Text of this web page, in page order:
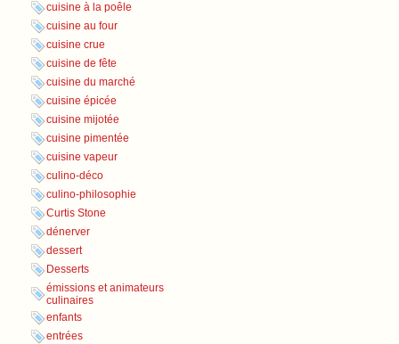
cuisine à la poêle
cuisine au four
cuisine crue
cuisine de fête
cuisine du marché
cuisine épicée
cuisine mijotée
cuisine pimentée
cuisine vapeur
culino-déco
culino-philosophie
Curtis Stone
dénerver
dessert
Desserts
émissions et animateurs
culinaires
enfants
entrées